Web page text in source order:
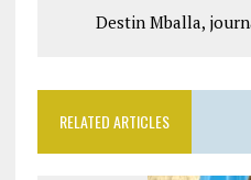
Destin Mballa,
RELATED ARTICLES